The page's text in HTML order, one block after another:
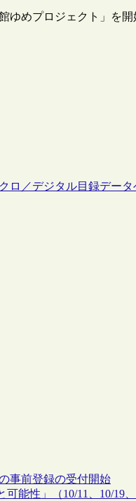
ゆめプロジェクト」を開
ロ／デジタル目録データ
事前登録の受付開始
能性」（10/11、10/19、